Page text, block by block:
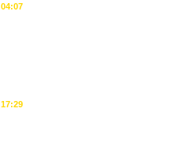
04:07
17:29